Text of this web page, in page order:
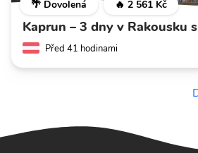
🌴 Dovolená 🔥 2 561 Kč
Kaprun – 3 dny v Rakousku
Před 41 hodinami